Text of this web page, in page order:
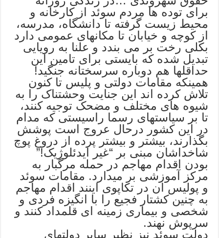
برای توده ها مردم سوئد از کارخانه و
محیط زیست گرفته تا دانشگاه، مدرسه،
از کوچه و خیابان تا مکانهای عمومی دارد
بکلی رخت بر می بندد و علنا به رویایی
تبدیل شده که بایستی برای تامین این
حداقلها هم دوباره سرسختانه جنگید!
همینکه مقامات دولتی و پلیس تا کنون
تلاش کرده اند این جنایت وحشتناک را به
شیوه های مختلف و مضحک توجیه کنند،
تا بر سیاستهای رسما راسیستی که مدام
در این کشور درحال عروج است پوشش
بگذارند، بیشتر و بیشتر پرده از دروغ پوچ
شاخداشان مبنی بر “غیر ایدئلوژیک!”
بودن اقدام مهاجم در حمله مرگبار به
مرکز آموزشی بر میدارد. مقامات سوئد
و پولیس ان در تکاپوی اینند اقدام مهاجم
به چنین کشتار فجیع را با انگیزه فردی و
شخصی و بیماری زمینه ای قلمداد کنند و
سرپوش نهند.
دولت سوئد نیز نظیر سایر دولتهای